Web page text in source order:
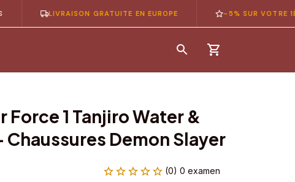
LIVRAISON GRATUITE EN EUROPE -5% SUR VOTRE 1ÈRE
Force 1 Tanjiro Water &
Chaussures Demon Slayer
(0) 0 examen